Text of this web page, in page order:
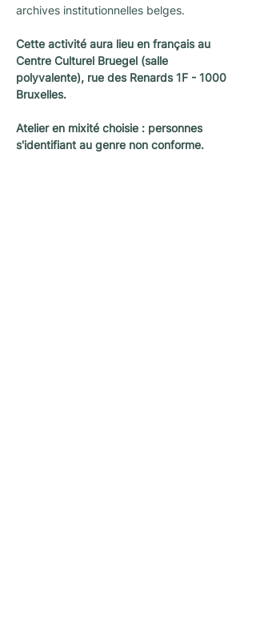
archives institutionnelles belges.
Cette activité aura lieu en français au
Centre Culturel Bruegel (salle
polyvalente), rue des Renards 1F - 1000
Bruxelles.
Atelier en mixité choisie : personnes
s'identifiant au genre non conforme.